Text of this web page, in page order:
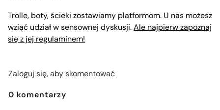
Trolle, boty, ścieki zostawiamy platformom. U nas możesz
wziąć udział w sensownej dyskusji.Ale najpierw zapoznaj
się z jej regulaminem!
Zaloguj się, aby skomentować
0 komentarzy